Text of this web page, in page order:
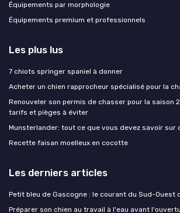
Équipements par morphologie
Équipements premium et professionnels
Les plus lus
7 chiots springer spaniel à donner
Acheter un chien rapprocheur spécialisé pour la
Renouveler son permis de chasser pour la saison
tarifs et pièges à éviter
Munsterlander: tout ce que vous devez savoir sur
Recette faisan moelleux en cocotte
Les derniers articles
Petit bleu de Gascogne : le courant du Sud-Ouest
Préparer son chien au travail à l'eau avant